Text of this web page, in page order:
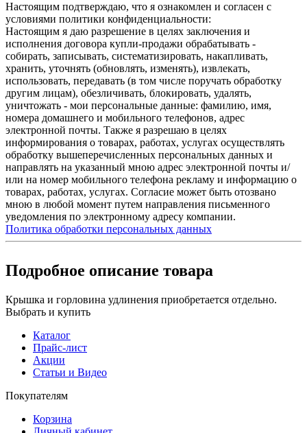
Настоящим подтверждаю, что я ознакомлен и согласен с
условиями политики конфиденциальности:
Настоящим я даю разрешение в целях заключения и
исполнения договора купли-продажи обрабатывать -
собирать, записывать, систематизировать, накапливать,
хранить, уточнять (обновлять, изменять), извлекать,
использовать, передавать (в том числе поручать обработку
другим лицам), обезличивать, блокировать, удалять,
уничтожать - мои персональные данные: фамилию, имя,
номера домашнего и мобильного телефонов, адрес
электронной почты. Также я разрешаю в целях
информирования о товарах, работах, услугах осуществлять
обработку вышеперечисленных персональных данных и
направлять на указанный мною адрес электронной почты и/
или на номер мобильного телефона рекламу и информацию о
товарах, работах, услугах. Согласие может быть отозвано
мною в любой момент путем направления письменного
уведомления по электронному адресу компании.
Политика обработки персональных данных
Подробное описание товара
Крышка и горловина удлинения приобретается отдельно.
Выбрать и купить
Каталог
Прайс-лист
Акции
Статьи и Видео
Покупателям
Корзина